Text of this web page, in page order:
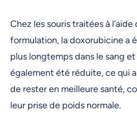
Chez les souris traitées à
formulation, la doxorubicine a
plus longtemps dans le sang
également été réduite, ce qui
de rester en meilleure santé,
leur prise de poids normale.